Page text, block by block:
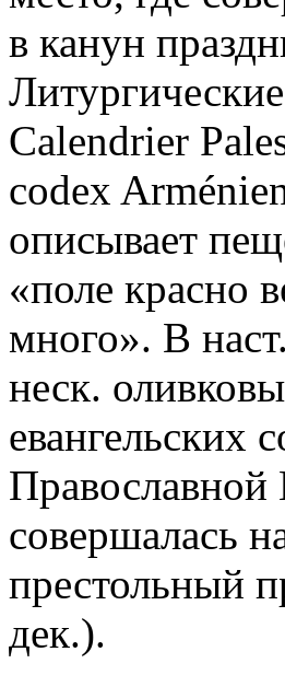
в канун
Сalendrier
codex
описывает
«поле красно
много». В
неск.
евангельских
Православной
совершалась
престольный
дек.).